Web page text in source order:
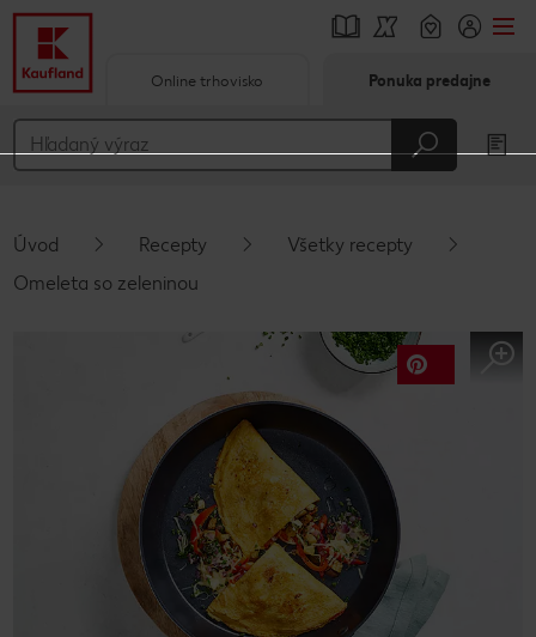
Hlavný obsah
Vyskakovací bočný panel
Online trhovisko Ponuka predajne
Úvod Recepty
Všetky recepty
Omeleta so zeleninou